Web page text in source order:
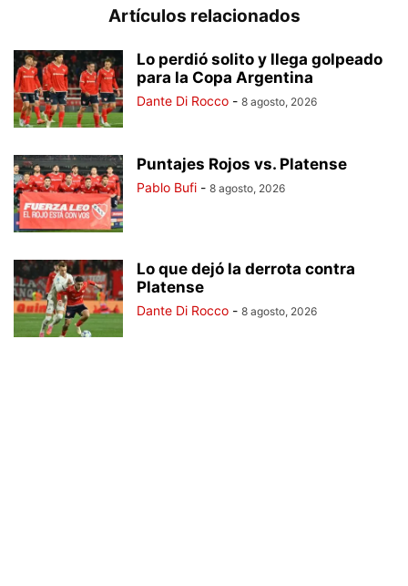
Artículos relacionados
Lo perdió solito y llega golpeado
para la Copa Argentina
Dante Di Rocco - 8 agosto, 2026
Puntajes Rojos vs. Platense
Pablo Bufi - 8 agosto, 2026
Lo que dejó la derrota contra
Platense
Dante Di Rocco - 8 agosto, 2026